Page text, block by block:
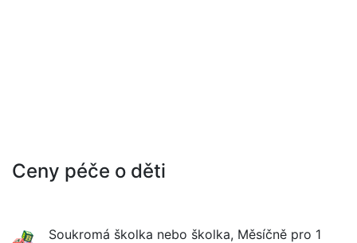
Ceny péče o děti
Soukromá školka nebo školka, Měsíčně pro 1